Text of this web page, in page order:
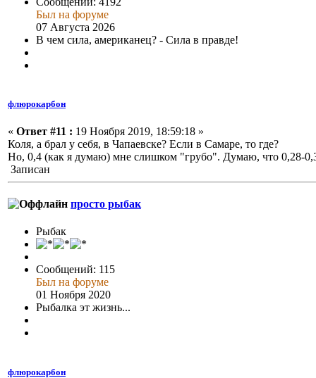
Был на форуме
07 Августа 2026
В чем сила, американец? - Сила в правде!
флюрокарбон
« Ответ #11 : 19 Ноября 2019, 18:59:18 »
Коля, а брал у себя, в Чапаевске? Если в Самаре, то где?
Но, 0,4 (как я думаю) мне слишком "грубо". Думаю, что 0,28-
Записан
просто рыбак
Рыбак
Сообщений: 115
Был на форуме
01 Ноября 2020
Рыбалка эт жизнь...
флюрокарбон